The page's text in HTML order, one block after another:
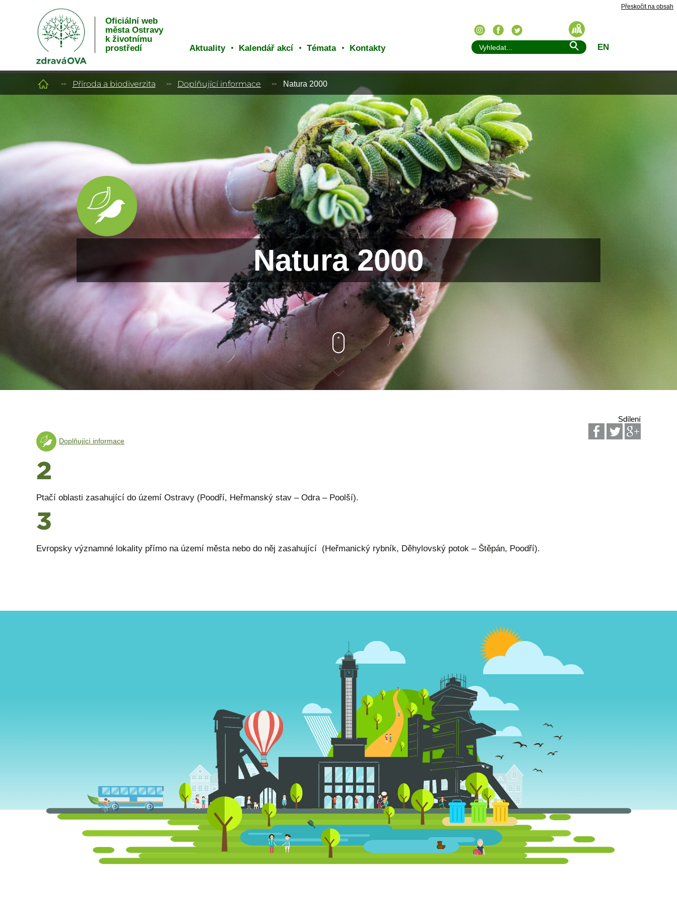
Přeskočit na obsah
Oficiální web
města Ostravy
k životnímu
prostředí
Aktuality Kalendář akcí Témata Kontakty EN
Příroda a biodiverzita Doplňující informace Natura 2000
Natura 2000
Sdílení
Doplňující informace
Ptačí oblasti zasahující do území Ostravy (Poodří, Heřmanský stav – Odra – Poolší).
Evropsky významné lokality přímo na území města nebo do něj zasahující (Heřmanický rybník, Děhylovský potok – Štěpán, Poodří).